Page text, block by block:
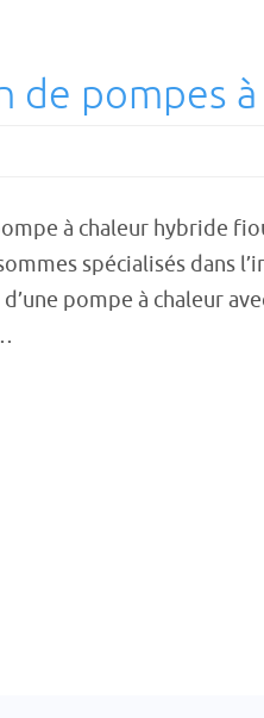
de pompes
à chaleur hybride
spécialisés dans
pompe à chaleur